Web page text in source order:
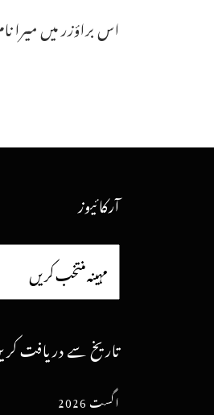
اس براؤزر میں
آرکائیوز
تاریخ سے دریافت
اگست 2026